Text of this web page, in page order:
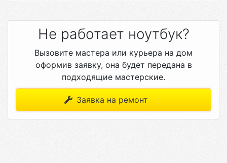
Не работает ноутбук?
Вызовите мастера или курьера на дом
оформив заявку, она будет передана в
подходящие мастерские.
Заявка на ремонт